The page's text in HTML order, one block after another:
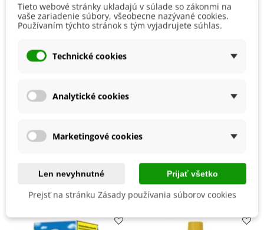
Pestovanie
V exteriéri - vonku
Stanovisko
Polotienisté
Výsev/výsadba
Mrazuvzdornosť
BIO Kvalita
Nie
Mohli byste ešte potrebovať
Tieto webové stránky ukladajú v súlade so zákonmi na
vaše zariadenie súbory, všeobecne nazývané cookies.
Používaním týchto stránok s tým vyjadrujete súhlas.
Technické cookies
Analytické cookies
Marketingové cookies
Len nevyhnutné Prijať všetko
Prejsť na stránku Zásady používania súborov cookies